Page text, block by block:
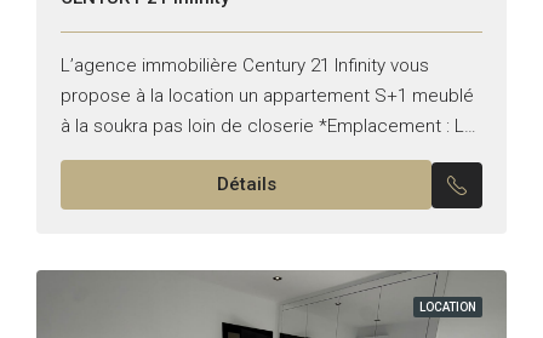
L’agence immobilière Century 21 Infinity vous
propose à la location un appartement S+1 meublé
à la soukra pas loin de closerie *Emplacement : La
soukra *Typologie : S+1 *Etat : meublée Il...
Détails
LOCATION